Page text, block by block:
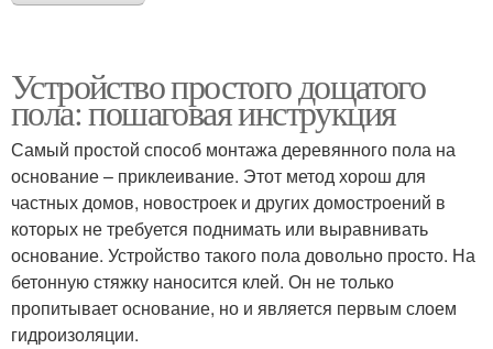
Устройство простого дощатого
пола: пошаговая инструкция
Самый простой способ монтажа деревянного пола на
основание – приклеивание. Этот метод хорош для
частных домов, новостроек и других домостроений в
которых не требуется поднимать или выравнивать
основание. Устройство такого пола довольно просто. На
бетонную стяжку наносится клей. Он не только
пропитывает основание, но и является первым слоем
гидроизоляции.